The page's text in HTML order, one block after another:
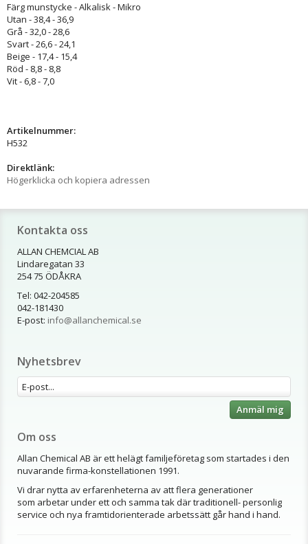
Färg munstycke - Alkalisk - Mikro
Utan - 38,4 - 36,9
Grå - 32,0 - 28,6
Svart - 26,6 - 24,1
Beige - 17,4 - 15,4
Röd - 8,8 - 8,8
Vit - 6,8 - 7,0
Artikelnummer:
H532
Direktlänk:
Högerklicka och kopiera adressen
Kontakta oss
ALLAN CHEMCIAL AB
Lindaregatan 33
254 75 ÖDÅKRA
Tel: 042-204585
042-181430
E-post: info@allanchemical.se
Nyhetsbrev
Anmäl mig
Om oss
Allan Chemical AB är ett helägt familjeföretag som startades i den
nuvarande firma-konstellationen 1991.
Vi drar nytta av erfarenheterna av att flera generationer
som arbetar under ett och samma tak där traditionell- personlig
service och nya framtidorienterade arbetssätt går hand i hand.